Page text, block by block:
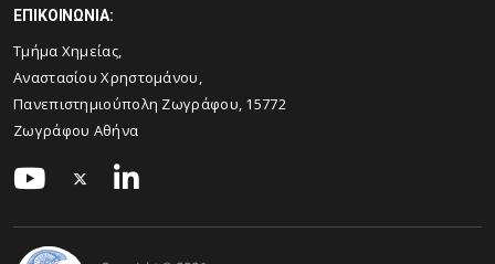
ΕΠΙΚΟΙΝΩΝΙΑ:
Τμήμα Χημείας,
Αναστασίου Χρηστομάνου,
Πανεπιστημιούπολη Ζωγράφου, 15772
Ζωγράφου Αθήνα